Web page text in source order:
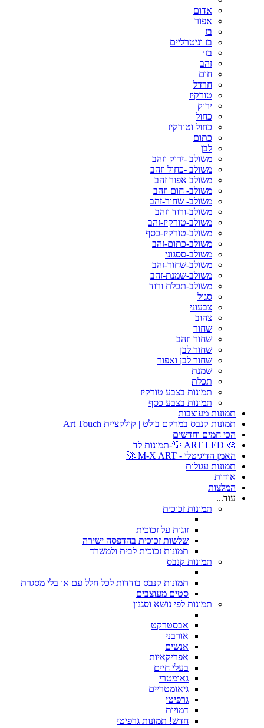
אדום
אפור
בז
בז וניטרליים
בז׳
זהב
חום
חרדל
טורקיז
ירוק
כחול
כחול וטורקיז
כתום
לבן
משולב -ירוק וזהב
משולב -כחול וזהב
משולב אפור זהב
משולב- חום וזהב
משולב- שחור-זהב
משולב-ורוד וזהב
משולב-טורקיז-זהב
משולב-טורקיז-כסף
משולב-כתום-זהב
משולב-ססגוני
משולב-שחור-זהב
משולב-שמנת-זהב
משולב-תכלת ורוד
סגול
צבעוני
צהוב
שחור
שחור וזהב
שחור לבן
שחור לבן ואפור
שמנת
תכלת
תמונות בצבע טורקיז
תמונות בצבע כסף
תמונות מעוצבות
תמונות קנבס במרקם בולט | קולקציית Art Touch
הכי חמים וחדשים
🎨 ART LED 💡-תמונות לד
האמן הדיגיטלי - M-X ART 🚀
תמונות עגולות
אודות
המלצות
עוד...
תמונות זכוכית
זוגות על זכוכית
שלשות זכוכית בהדפסה ישירה
תמונות זכוכית לבית ולמשרד
תמונות קנבס
תמונות קנבס בודדות לכל חלל עם או בלי מסגרת
סטים מעוצבים
תמונות לפי נושא וסגנון
אבסטרקט
אורבני
אנשים
אפריקאיות
בעלי חיים
גאומטרי
גיאומטריים
גרפיטי
דמויות
חדש! תמונות גרפיטי